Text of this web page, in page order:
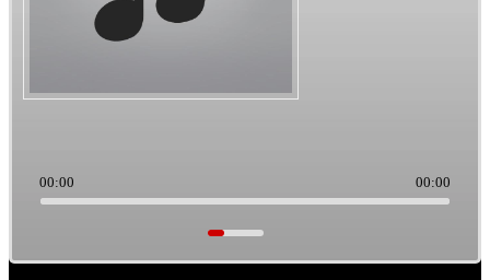
00:00 00:00